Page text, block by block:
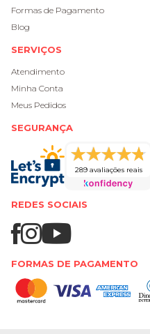
Formas de Pagamento
Blog
SERVIÇOS
Atendimento
Minha Conta
Meus Pedidos
SEGURANÇA
289 avaliações reais
REDES SOCIAIS
FORMAS DE PAGAMENTO